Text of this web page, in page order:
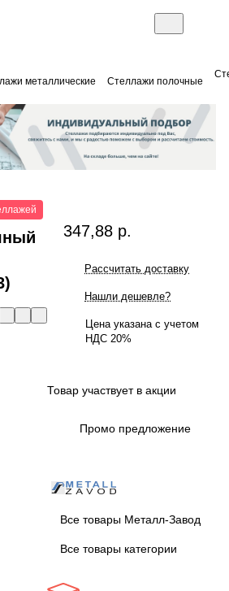
металлические Стеллажи полочные
347,88 р.
Рассчитать доставку
Нашли дешевле?
Цена указана с учетом
НДС 20%
Товар участвует в акции
Промо предложение
Все товары Металл-Завод
Все товары категории